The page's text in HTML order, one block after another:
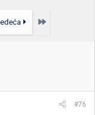
Poslednja
#76